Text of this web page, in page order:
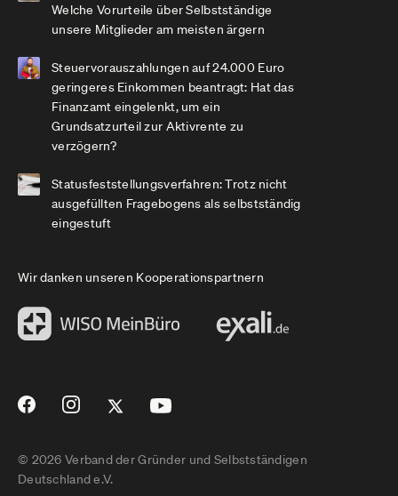
Welche Vorurteile über Selbstständige
unsere Mitglieder am meisten ärgern
Steuervorauszahlungen auf 24.000 Euro
geringeres Einkommen beantragt: Hat das
Finanzamt eingelenkt, um ein
Grundsatzurteil zur Aktivrente zu
verzögern?
Statusfeststellungsverfahren: Trotz nicht
ausgefüllten Fragebogens als selbstständig
eingestuft
Wir danken unseren Kooperationspartnern
© 2026 Verband der Gründer und Selbstständigen
Deutschland e.V.